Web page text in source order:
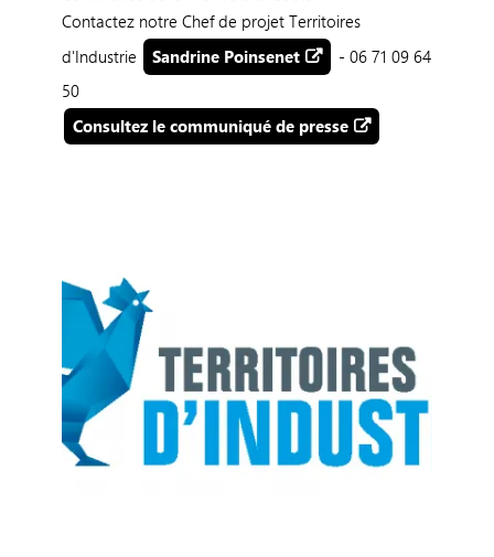
Contactez notre Chef de projet Territoires
d'Industrie
Sandrine Poinsenet
- 06 71 09 64
50
Consultez le communiqué de presse